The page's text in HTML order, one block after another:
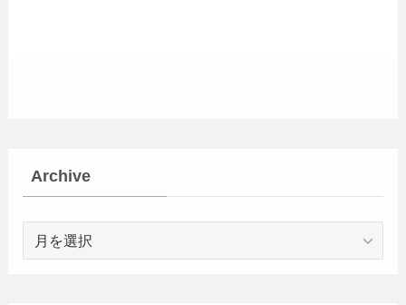
Archive
Archive